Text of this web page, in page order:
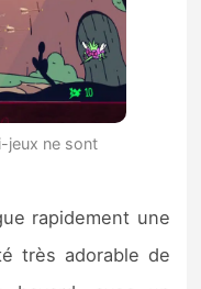
jeux ne sont
rapidement une
très adorable de